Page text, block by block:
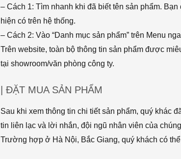
– Cách 1: Tìm nhanh khi đã biết tên sản phẩm.
hiện có trên hệ thống.
– Cách 2: Vào “Danh mục sản phẩm” trên Menu
Trên website, toàn bộ thông tin sản phẩm được
tại showroom/văn phòng công ty.
| ĐẶT MUA SẢN PHẨM
Sau khi xem thông tin chi tiết sản phẩm, quý khác
tin liên lạc và lời nhắn, đội ngũ nhân viên của
Trường hợp ở Hà Nội, Bắc Giang, quý khách có